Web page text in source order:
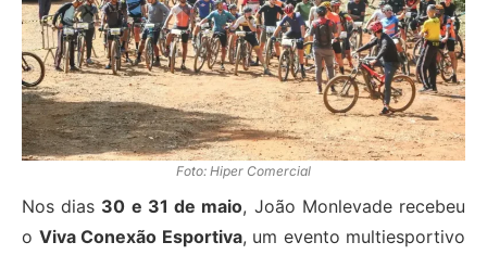
Foto: Hiper Comercial
Nos dias 30 e 31 de maio, João Monlevade recebeu
o Viva Conexão Esportiva, um evento multiesportivo